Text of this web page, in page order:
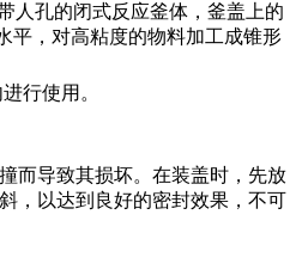
人孔的闭式反应釜体，釜盖上的
平，对高粘度的物料加工成锥形
行使用。
而导致其损坏。在装盖时，先放
，以达到良好的密封效果，不可